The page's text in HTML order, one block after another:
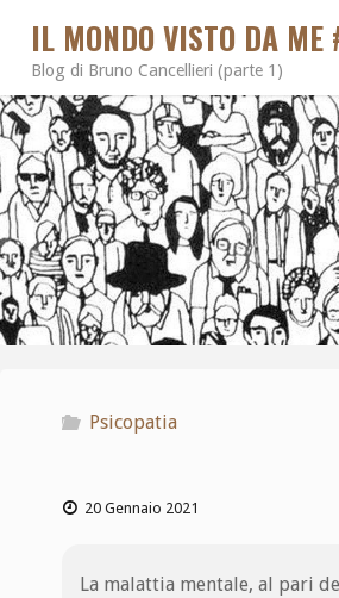
IL MONDO VISTO DA ME
Blog di Bruno Cancellieri (parte 1)
Psicopatia
20 Gennaio 2021
La malattia mentale, al pari